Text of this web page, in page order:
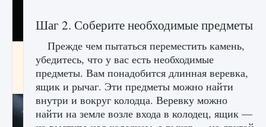
Как разблокировать чертеж счастливого
оружия в MW3 и Warzone
9 августа 2024 1 151 0
Шаг 2. Соберите необходимые предметы
Прежде чем пытаться переместить камень,
убедитесь, что у вас есть необходимые
предметы. Вам понадобится длинная веревка,
ящик и рычаг. Эти предметы можно найти
внутри и вокруг колодца. Веревку можно
найти на земле возле входа в колодец, ящик —